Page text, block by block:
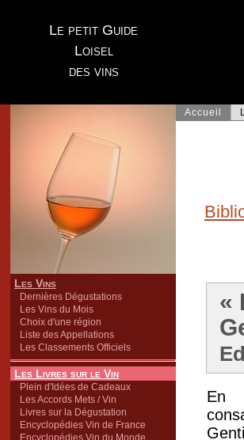
Le petit Guide
Loisel
des vins
Les Vins
Dernières Dégustations
Les Vins du Mois
Choix d'une région
Liste des Appellations
Les Classements Officiels
Les Livres sur le Vin
Plein d'Idées de Cadeaux
Les Accords Mets / Vin
Livres sur la Dégustation
Encyclopédies Vin de France
Encyclopédies Vin du Monde
Accueil
«
En